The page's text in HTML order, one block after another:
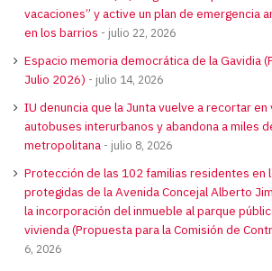
vacaciones” y active un plan de emergencia
en los barrios
julio 22, 2026
Espacio memoria democrática de la Gavidia
Julio 2026)
julio 14, 2026
IU denuncia que la Junta vuelve a recortar
autobuses interurbanos y abandona a miles
metropolitana
julio 8, 2026
Protección de las 102 familias residentes en
protegidas de la Avenida Concejal Alberto
la incorporación del inmueble al parque
vivienda (Propuesta para la Comisión de
6, 2026